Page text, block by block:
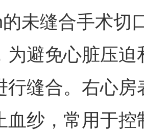
未缝合手术切
为避免心脏压
行缝合。右心
血纱，常用于